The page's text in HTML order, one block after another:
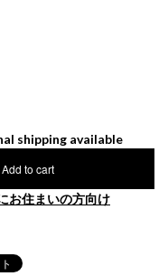
shipping available
Add to cart
お住まいの方向け